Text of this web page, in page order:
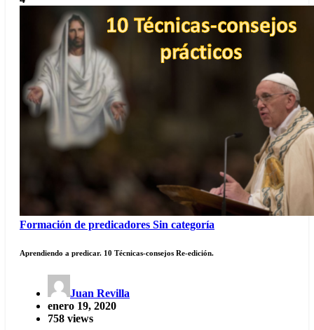
Formación de predicadores Sin categoría
Aprendiendo a predicar. 10 Técnicas-consejos Re-edición.
Juan Revilla
enero 19, 2020
758 views